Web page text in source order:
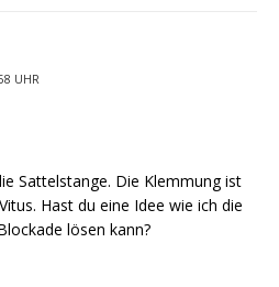
UHR
Sattelstange. Die Klemmung ist
Hast du eine Idee wie ich die
lösen kann?